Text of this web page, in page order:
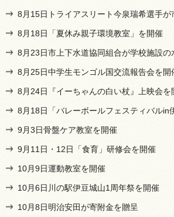
8月15日トライアスリート今泉瑞希選手が
8月18日「夏休み親子環境教室」を開催
8月23日市上下水道協同組合が学校施設の
8月25日中学生モンゴル国交流報告会を開
8月24日『イーちゃんの白い杖』上映会を
8月18日「バレーボールフェスティバルin
9月3日骨盤ケア教室を開催
9月11日・12日「食育」研修会を開催
10月9日運動教室を開催
10月6日川の駅伊豆城山1周年祭を開催
10月8日明治安田が寄附金を贈呈